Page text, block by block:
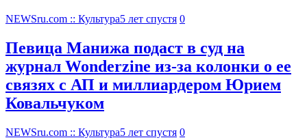
NEWSru.com :: Культура5 лет спустя 0
Певица Манижа подаст в суд на
журнал Wonderzine из-за колонки о ее
связях с АП и миллиардером Юрием
Ковальчуком
NEWSru.com :: Культура5 лет спустя 0